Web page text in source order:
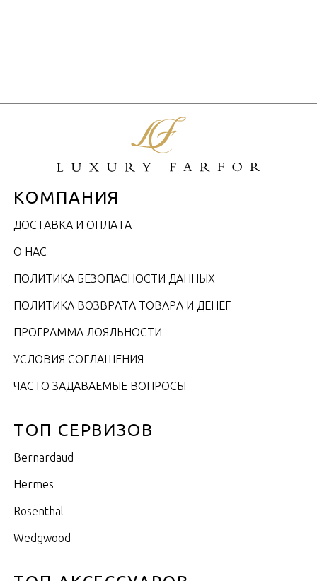
КОМПАНИЯ
ДОСТАВКА И ОПЛАТА
О НАС
ПОЛИТИКА БЕЗОПАСНОСТИ ДАННЫХ
ПОЛИТИКА ВОЗВРАТА ТОВАРА И ДЕНЕГ
ПРОГРАММА ЛОЯЛЬНОСТИ
УСЛОВИЯ СОГЛАШЕНИЯ
ЧАСТО ЗАДАВАЕМЫЕ ВОПРОСЫ
ТОП СЕРВИЗОВ
Bernardaud
Hermes
Rosenthal
Wedgwood